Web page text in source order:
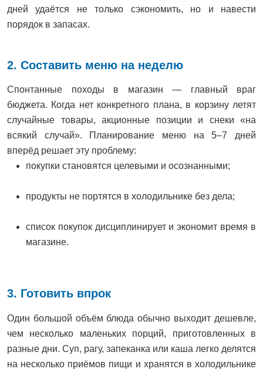
дней удаётся не только сэкономить, но и навести
порядок в запасах.
2. Составить меню на неделю
Спонтанные походы в магазин — главный враг
бюджета. Когда нет конкретного плана, в корзину летят
случайные товары, акционные позиции и снеки «на
всякий случай». Планирование меню на 5–7 дней
вперёд решает эту проблему:
покупки становятся целевыми и осознанными;
продукты не портятся в холодильнике без дела;
список покупок дисциплинирует и экономит время в
магазине.
3. Готовить впрок
Один большой объём блюда обычно выходит дешевле,
чем несколько маленьких порций, приготовленных в
разные дни. Суп, рагу, запеканка или каша легко делятся
на несколько приёмов пищи и хранятся в холодильнике